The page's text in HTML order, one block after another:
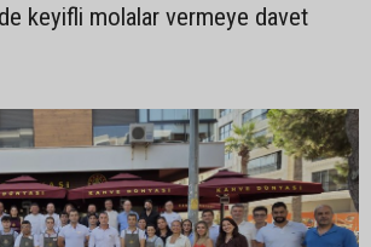
keyifli molalar vermeye davet